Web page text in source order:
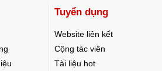
Tuyển dụng
Website liên kết
Cộng tác viên
Tài liệu hot